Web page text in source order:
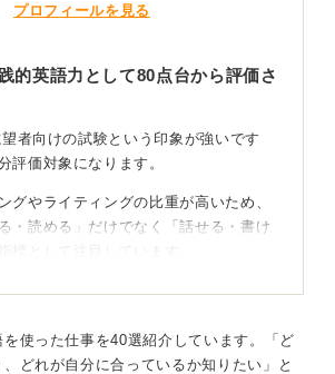
プロフィールを見る
的英語力として80点台から評価さ
者向けの試験という印象が強いです
評価対象になります。
グやライティングの比重が高いため、
・読める」だけでなく「話せる・書け
標として注目しています。
として歓迎される傾向があります。
使った仕事を40選紹介しています。「ど
どれが自分に合っているか知りたい」と